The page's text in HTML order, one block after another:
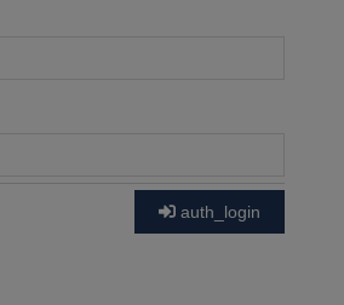
auth_login